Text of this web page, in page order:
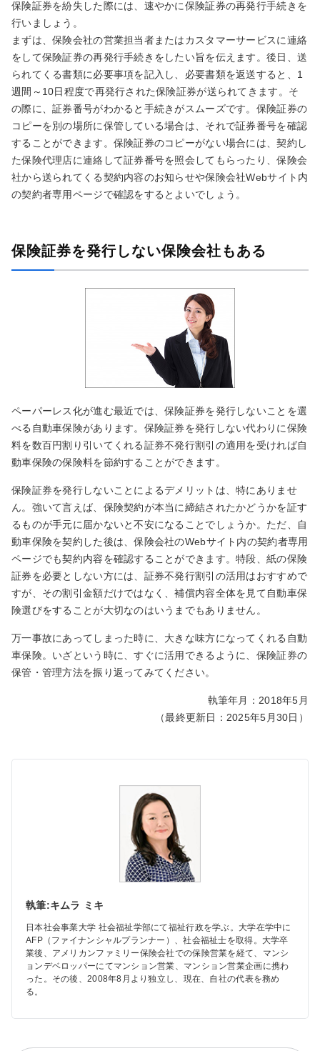
保険証券を紛失した際には、速やかに保険証券の再発行手続きを
行いましょう。
まずは、保険会社の営業担当者またはカスタマーサービスに連絡
をして保険証券の再発行手続きをしたい旨を伝えます。後日、送
られてくる書類に必要事項を記入し、必要書類を返送すると、1
週間～10日程度で再発行された保険証券が送られてきます。そ
の際に、証券番号がわかると手続きがスムーズです。保険証券の
コピーを別の場所に保管している場合は、それで証券番号を確認
することができます。保険証券のコピーがない場合には、契約し
た保険代理店に連絡して証券番号を照会してもらったり、保険会
社から送られてくる契約内容のお知らせや保険会社Webサイト内
の契約者専用ページで確認をするとよいでしょう。
保険証券を発行しない保険会社もある
ペーパーレス化が進む最近では、保険証券を発行しないことを選
べる自動車保険があります。保険証券を発行しない代わりに保険
料を数百円割り引いてくれる証券不発行割引の適用を受ければ自
動車保険の保険料を節約することができます。
保険証券を発行しないことによるデメリットは、特にありませ
ん。強いて言えば、保険契約が本当に締結されたかどうかを証す
るものが手元に届かないと不安になることでしょうか。ただ、自
動車保険を契約した後は、保険会社のWebサイト内の契約者専用
ページでも契約内容を確認することができます。特段、紙の保険
証券を必要としない方には、証券不発行割引の活用はおすすめで
すが、その割引金額だけではなく、補償内容全体を見て自動車保
険選びをすることが大切なのはいうまでもありません。
万一事故にあってしまった時に、大きな味方になってくれる自動
車保険。いざという時に、すぐに活用できるように、保険証券の
保管・管理方法を振り返ってみてください。
執筆年月：2018年5月
（最終更新日：2025年5月30日）
執筆:キムラ ミキ
日本社会事業大学 社会福祉学部にて福祉行政を学ぶ。大学在学中に
AFP（ファイナンシャルプランナー）、社会福祉士を取得。大学卒
業後、アメリカンファミリー保険会社での保険営業を経て、マンシ
ョンデベロッパーにてマンション営業、マンション営業企画に携わ
った。その後、2008年8月より独立し、現在、自社の代表を務め
る。